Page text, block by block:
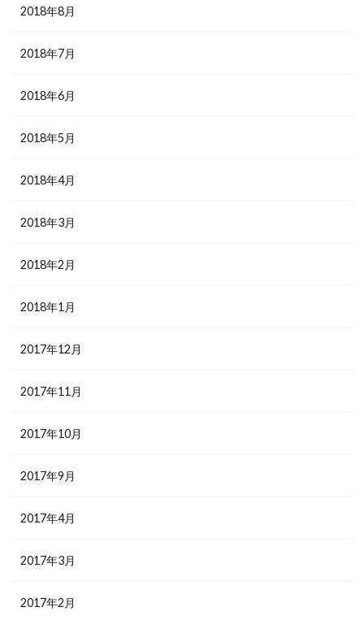
2018年8月
2018年7月
2018年6月
2018年5月
2018年4月
2018年3月
2018年2月
2018年1月
2017年12月
2017年11月
2017年10月
2017年9月
2017年4月
2017年3月
2017年2月